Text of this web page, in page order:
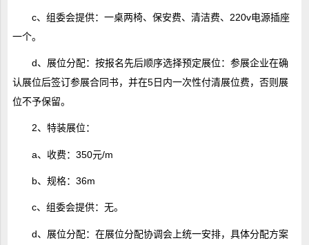
c、组委会提供：一桌两椅、保安费、清洁费、220v电源插座
一个。
d、展位分配：按报名先后顺序选择预定展位：参展企业在确
认展位后签订参展合同书，并在5日内一次性付清展位费，否则展
位不予保留。
2、特装展位：
a、收费：350元/m
b、规格：36m
c、组委会提供：无。
d、展位分配：在展位分配协调会上统一安排，具体分配方案